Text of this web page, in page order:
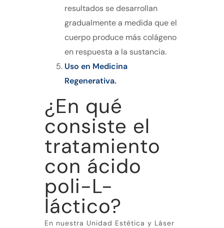
resultados se desarrollan
gradualmente a medida que el
cuerpo produce más colágeno
en respuesta a la sustancia.
Uso en Medicina
Regenerativa.
¿En qué
consiste el
tratamiento
con ácido
poli-L-
láctico?
En nuestra Unidad Estética y Láser